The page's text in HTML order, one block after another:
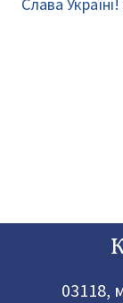
Слава
03118,